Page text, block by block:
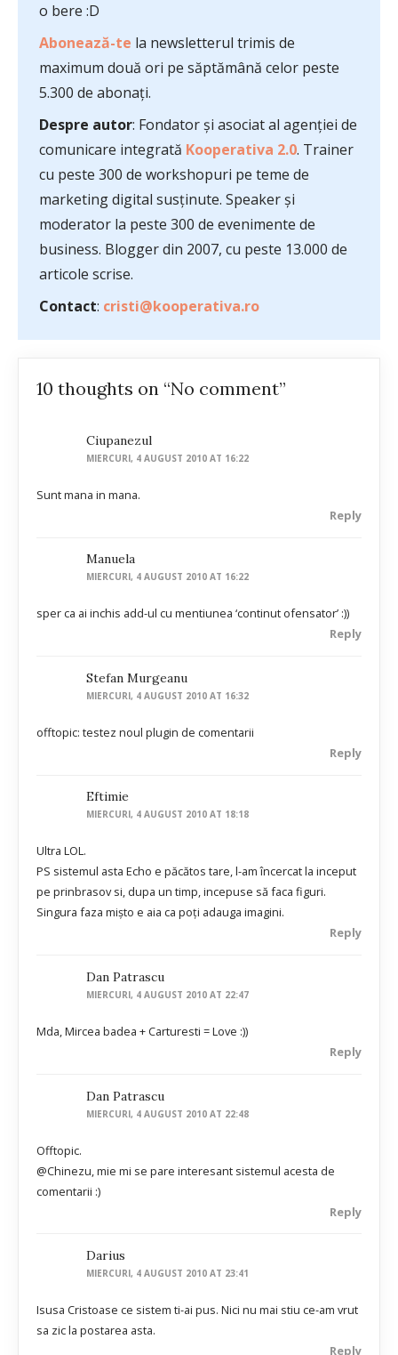
o bere :D
Abonează-te la newsletterul trimis de
maximum două ori pe săptămână celor peste
5.300 de abonați.
Despre autor: Fondator și asociat al agenției de
comunicare integrată Kooperativa 2.0. Trainer
cu peste 300 de workshopuri pe teme de
marketing digital susținute. Speaker și
moderator la peste 300 de evenimente de
business. Blogger din 2007, cu peste 13.000 de
articole scrise.
Contact: cristi@kooperativa.ro
10 thoughts on “No comment”
Ciupanezul
MIERCURI, 4 AUGUST 2010 AT 16:22
Sunt mana in mana.
Reply
Manuela
MIERCURI, 4 AUGUST 2010 AT 16:22
sper ca ai inchis add-ul cu mentiunea ‘continut ofensator’ :))
Reply
Stefan Murgeanu
MIERCURI, 4 AUGUST 2010 AT 16:32
offtopic: testez noul plugin de comentarii
Reply
Eftimie
MIERCURI, 4 AUGUST 2010 AT 18:18
Ultra LOL.
PS sistemul asta Echo e păcătos tare, l-am încercat la inceput
pe prinbrasov si, dupa un timp, incepuse să faca figuri.
Singura faza mişto e aia ca poţi adauga imagini.
Reply
Dan Patrascu
MIERCURI, 4 AUGUST 2010 AT 22:47
Mda, Mircea badea + Carturesti = Love :))
Reply
Dan Patrascu
MIERCURI, 4 AUGUST 2010 AT 22:48
Offtopic.
@Chinezu, mie mi se pare interesant sistemul acesta de
comentarii :)
Reply
Darius
MIERCURI, 4 AUGUST 2010 AT 23:41
Isusa Cristoase ce sistem ti-ai pus. Nici nu mai stiu ce-am vrut
sa zic la postarea asta.
Reply